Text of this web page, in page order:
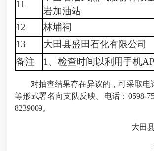
11
岩加油站
12 林埔祠
13
大田县盛田石化有限公司
备注
1、检查时间以利用手机
对抽查结果存在异议的，可采取电
等形式署名向支队反映。电话：0598-
8239009。
大田县